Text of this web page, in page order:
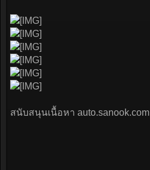
สนับสนุนเนื้อหา auto.sanook.com